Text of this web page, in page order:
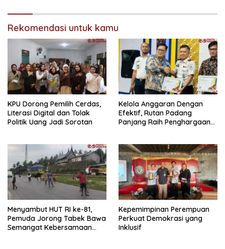
Rekomendasi untuk kamu
KPU Dorong Pemilih Cerdas,
Literasi Digital dan Tolak
Politik Uang Jadi Sorotan
Kelola Anggaran Dengan
Efektif, Rutan Padang
Panjang Raih Penghargaan
Menyambut HUT RI ke-81,
Pemuda Jorong Tabek Bawa
Semangat Kebersamaan
Kepemimpinan Perempuan
Perkuat Demokrasi yang
Inklusif